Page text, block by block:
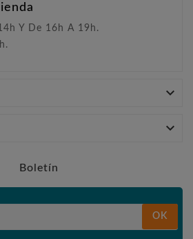
Y De 16h A 19h.


Boletín
OK